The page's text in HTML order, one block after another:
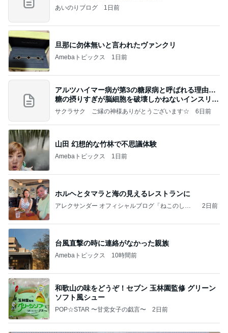
あいのりブログ 1日前
旦那に勿体無いと言われたヴァンクリ
Amebaトピックス 1日前
アルツハイマー病が第3の糖尿病と呼ばれる理由…
糖の摂りすぎが脳細胞を破壊しかねないインスリン
の恐
サクラサク ご縁の神様ありがとうございます☆ 6日前
山田 幻想的な竹林で不思議体験
Amebaトピックス 1日前
ホルヘとタマラと海の見えるレストランに
アレクサンダー オフィシャルブログ「ねこのしっ
2日前
台風直撃の時に連絡がなかった親族
Amebaトピックス 10時間前
和歌山の味をどうぞ！セブン 玉林園監修 グリーン
ソフト風シュー
POP☆STAR 〜甘党女子の戯言〜 2日前